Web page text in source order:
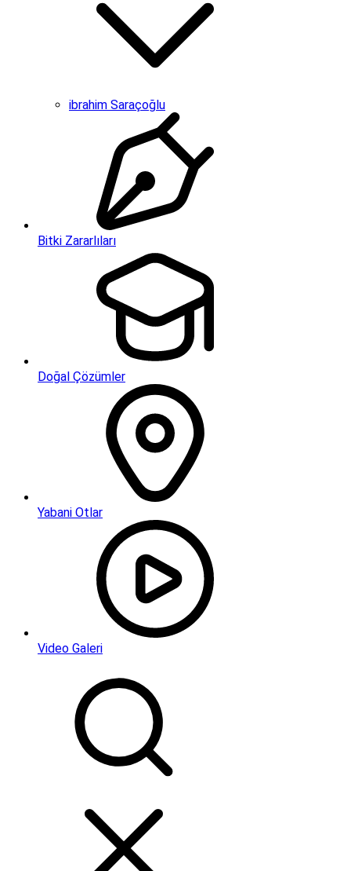
ibrahim Saraçoğlu
Bitki Zararlıları
Doğal Çözümler
Yabani Otlar
Video Galeri